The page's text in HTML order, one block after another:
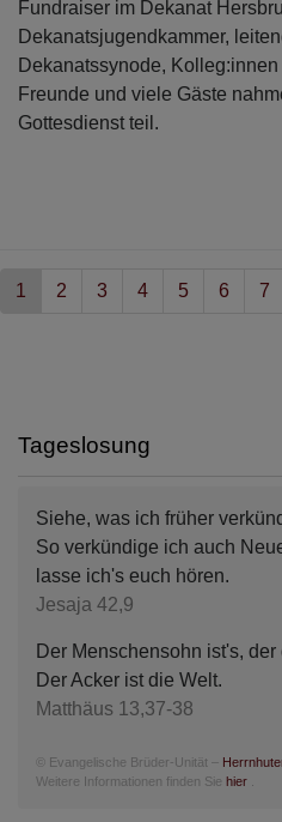
Fundraiser im Dekanat
Dekanatsjugendkammer,
Dekanatssynode,
Freunde und viele Gäste
Gottesdienst teil.
Seitennummerierung
Aktuelle
1 Seite
2 Seite
3 Seite
4 Seite
5 Seite
6 7
Tageslosung
Siehe, was ich früher
So verkündige ich auch
lasse ich's euch hören.
Jesaja 42,9
Der Menschensohn ist's,
Der Acker ist die Welt.
Matthäus 13,37-38
© Evangelische Brüder-Unität –
Weitere Informationen finden Sie hier